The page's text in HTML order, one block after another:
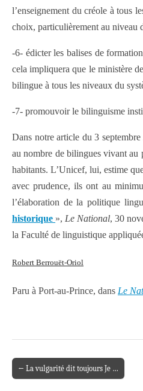
l’enseignement du créole à tous
choix, particulièrement au niveau
-6- édicter les balises de
cela impliquera que le ministère
bilingue à tous les niveaux du
-7- promouvoir le bilinguisme
Dans notre article du 3
au nombre de bilingues vivant au
habitants. L’Unicef, lui, estime
avec prudence, ils ont au
l’élaboration de la politique
historique », Le National, 30
la Faculté de linguistique
Robert Berrouët-Oriol
Paru à Port-au-Prince, dans Le
Post navigation
← La vulgarité dit toujours Je …